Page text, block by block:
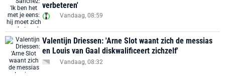
verbeteren'
Vandaag, 08:59
Valentijn Driessen: 'Arne Slot waant zich de messias
en Louis van Gaal diskwalificeert zichzelf'
Vandaag, 08:32